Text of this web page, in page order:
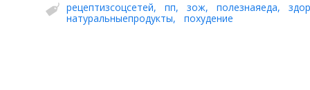
рецептизсоцсетей, пп, зож, полезнаяеда,
натуральныепродукты, похудение